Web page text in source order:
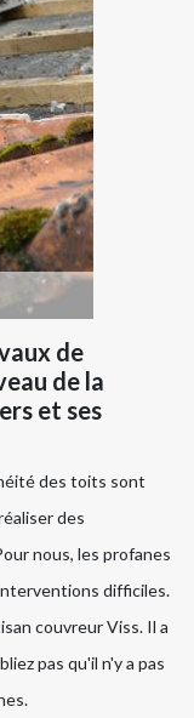
de
de la
et ses
des toits sont
des
nous, les profanes
difficiles.
couvreur Viss. Il a
pas qu'il n'y a pas